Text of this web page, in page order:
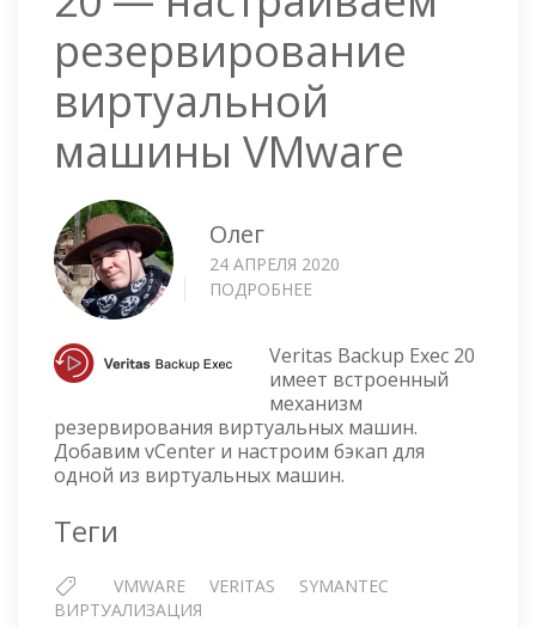
резервирование
виртуальной
машины VMware
Олег
24 АПРЕЛЯ 2020
ПОДРОБНЕЕ
EXEC
20
—
НАСТРАИВАЕМ
РЕЗЕРВИРОВАНИЕ
Veritas Backup Exec 20
имеет встроенный
механизм
резервирования виртуальных машин.
Добавим vCenter и настроим бэкап для
одной из виртуальных машин.
Теги
VMWARE VERITAS
SYMANTEC
ВИРТУАЛИЗАЦИЯ